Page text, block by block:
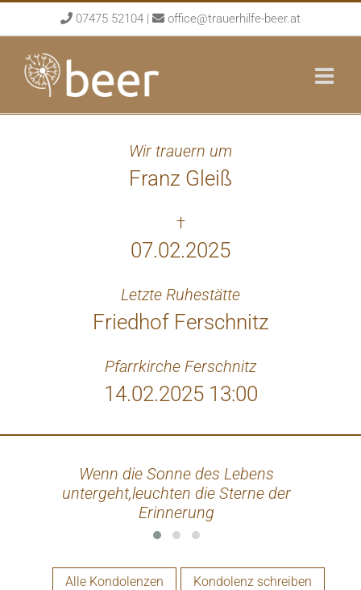
to
content
07475 52104 | office@trauerhilfe-beer.at
Wir trauern um
Franz Gleiß
†
07.02.2025
Letzte Ruhestätte
Friedhof Ferschnitz
Pfarrkirche Ferschnitz
14.02.2025 13:00
Wenn die Sonne des Lebens
untergeht,leuchten die Sterne der
Erinnerung
Alle Kondolenzen Kondolenz schreiben